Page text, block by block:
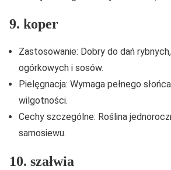
9. koper
Zastosowanie: Dobry do dań
ogórkowych i sosów.
Pielęgnacja: Wymaga pełnego
wilgotności.
Cechy szczególne: Roślina
samosiewu.
10. szałwia